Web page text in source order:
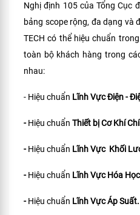
Nghị định 105 của Tổng Cục
bảng scope rộng, đa dạng và
TECH có thể hiệu chuẩn
toàn bộ khách hàng trong
nhau:
- Hiệu chuẩn Lĩnh Vực Điện -
-Hiệu chuẩn Thiết bị Cơ Khí
-Hiệu chuẩn Lĩnh Vực Khối
-Hiệu chuẩn Lĩnh Vực Hóa
-Hiệu chuẩn Lĩnh Vực Áp Suất.